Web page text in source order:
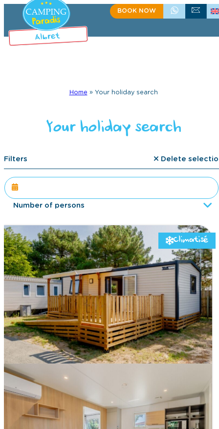
BOOK NOW+335 58 48 08 64
CONTACT US
Home » Your holiday search
Your holiday search
Filters Delete
Number of persons
Climatisé